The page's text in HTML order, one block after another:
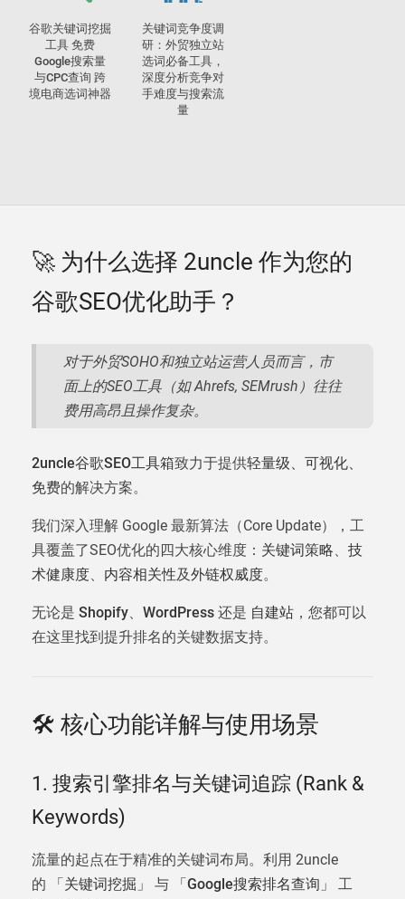
谷歌关键词挖掘
工具 免费
Google搜索量
与CPC查询 跨
境电商选词神器
关键词竞争度调
研：外贸独立站
选词必备工具，
深度分析竞争对
手难度与搜索流
量
🚀 为什么选择 2uncle 作为您的
谷歌SEO优化助手？
对于外贸SOHO和独立站运营人员而言，市
面上的SEO工具（如 Ahrefs, SEMrush）往往
费用高昂且操作复杂。
2uncle谷歌SEO工具箱致力于提供轻量级、可视化、
免费的解决方案。
我们深入理解 Google 最新算法（Core Update），工
具覆盖了SEO优化的四大核心维度： 关键词策略、 技
术健康度、 内容相关性及外链权威度。
无论是 Shopify、 WordPress 还是 自建站 ，您都可以
在这里找到提升排名的关键数据支持。
🛠️ 核心功能详解与使用场景
1. 搜索引擎排名与关键词追踪 (Rank &
Keywords)
流量的起点在于精准的关键词布局。利用 2uncle
的
「关键词挖掘」 与 「Google搜索排名查询」
工